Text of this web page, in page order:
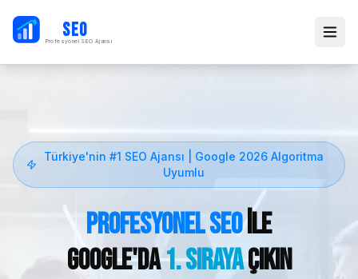
SEO
Profesyonel SEO Ajansı
Türkiye'nin #1 SEO Ajansı | Google 2026 Algoritma
Uyumlu
Profesyonel SEOile
Google'da1. SırayaÇıkın